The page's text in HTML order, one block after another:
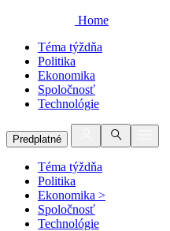
Home
Téma týždňa
Politika
Ekonomika
Spoločnosť
Technológie
Predplatné
Téma týždňa
Politika
Ekonomika >
Spoločnosť
Technológie